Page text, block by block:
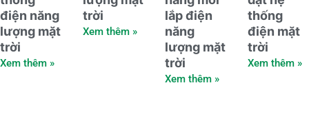
điện năng
lượng mặt
trời
Xem thêm »
trời
Xem thêm »
lắp điện
năng
lượng mặt
trời
Xem thêm »
thống
điện mặt
trời
Xem thêm »